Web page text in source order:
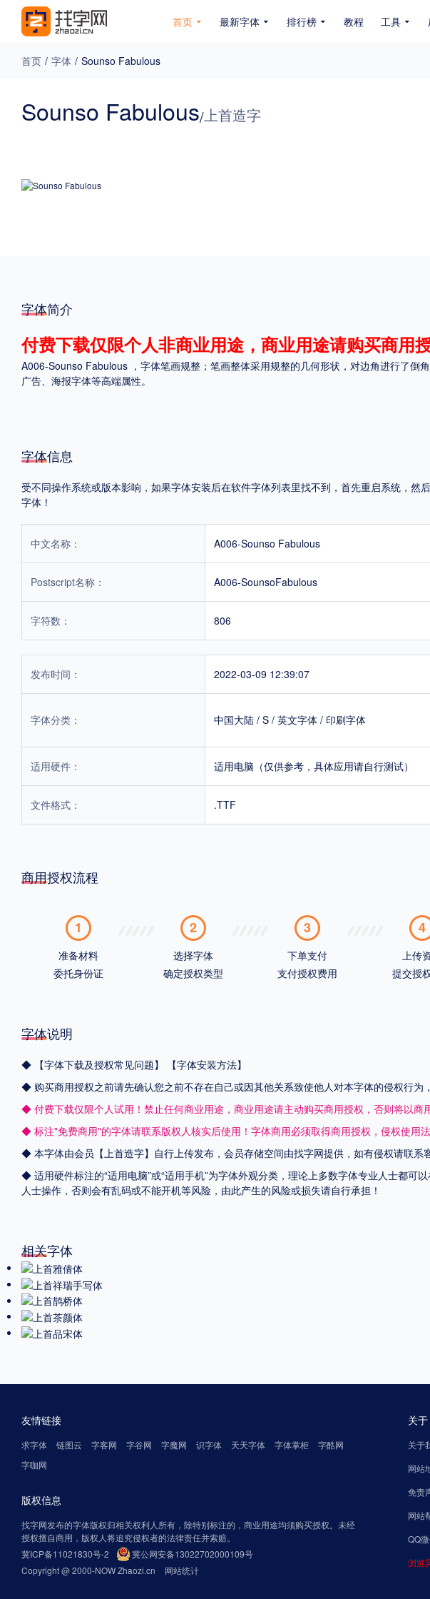
首页 最新字体
免费下载 收费下载 免费商用 无下载
格式
.TTF .OTF .TTC
平台
排行榜 教程 工具
首页 / 字体 / Sounso Fabulous
Sounso Fabulous/上首造字
字体简介
付费下载仅限个人非商业用途，商业用途请购买商用
A006-Sounso Fabulous ，字体笔画规整；笔画整体采用规整的几何形状，对边角进行了
广告、海报字体等高端属性。
字体信息
受不同操作系统或版本影响，如果字体安装后在软件字体列表里找不到，首先重启系统，
字体！
中文名称： A006-Sounso Fabulous
Postscript名称： A006-SounsoFabulous
字符数： 806
发布时间： 2022-03-09 12:39:07
字体分类： 中国大陆 / S / 英文字体 / 印刷字体
适用硬件： 适用电脑（仅供参考，具体应用请自行测试）
文件格式： .TTF
商用授权流程
1
准备材料
委托身份证
2
选择字体
确定授权类型
3
下单支付
支付授权费用
4
上传
提交授
字体说明
◆ 【字体下载及授权常见问题】
【字体安装方法】
◆ 购买商用授权之前请先确认您之前不存在自己或因其他关系致使他人对本字体的侵权行为
◆ 付费下载仅限个人试用！禁止任何商业用途，商业用途请主动购买商用授权，否则将以商
◆ 标注"免费商用"的字体请联系版权人核实后使用！字体商用必须取得商用授权，侵权使用
◆ 本字体由会员【 上首造字】自行上传发布，会员存储空间由找字网提供，如有侵权请联系
◆ 适用硬件标注的“适用电脑”或“适用手机”为字体外观分类，理论上多数字体专业人士都
人士操作，否则会有乱码或不能开机等风险，由此产生的风险或损失请自行承担！
相关字体
友情链接
求字体 链图云 字客网 字谷网 字魔网 识字体 天天字体 字体掌柜
字酷网
字咖网
版权信息
找字网发布的字体版权归相关权利人所有，除特别标注的，商业用途均须购买授权。未经
授权擅自商用，版权人将追究侵权者的法律责任并索赔。
冀ICP备11021830号-2
冀公网安备13022702000109号
Copyright @ 2000-NOW Zhaozi.cn
网站统计
关于
关于
网站
免责
网站
QQ
浏览